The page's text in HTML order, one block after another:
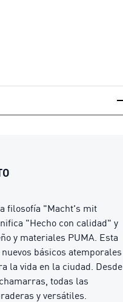
filosofía "Macht's mit
"Hecho con calidad" y
y materiales PUMA. Esta
básicos atemporales
la vida en la ciudad. Desde
todas las
y versátiles.